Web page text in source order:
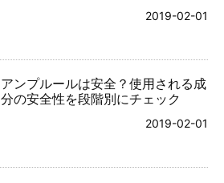
2019-02-01
アンプルールは安全？使用される成
分の安全性を段階別にチェック
2019-02-01